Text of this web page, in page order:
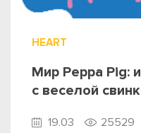
HEART
Мир Peppa Pig:
с веселой
19.03 25529